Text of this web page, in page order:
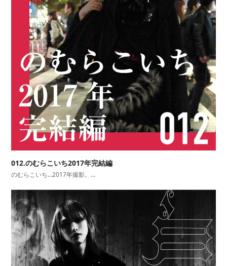
012.のむらこいち2017年完結編
のむらこいち…2017年撮影。…